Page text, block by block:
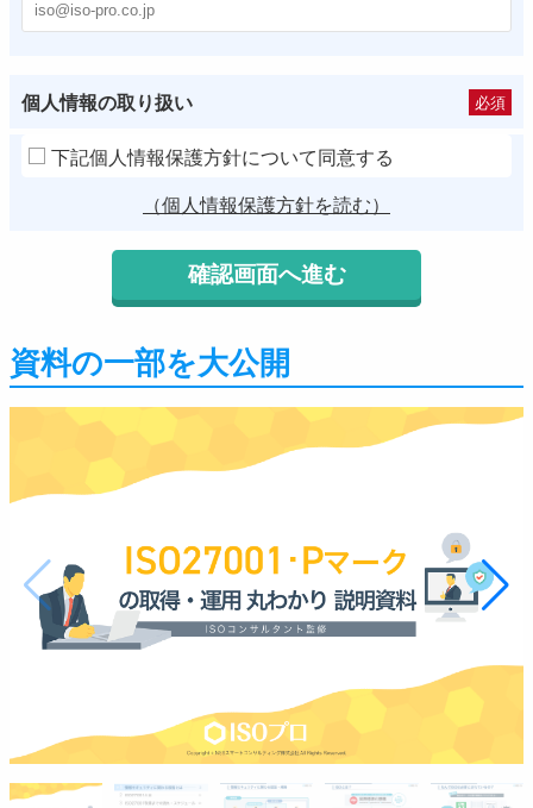
個人情報の取り扱い 必須
下記個人情報保護方針について同意する
（個人情報保護方針を読む）
資料の一部を大公開